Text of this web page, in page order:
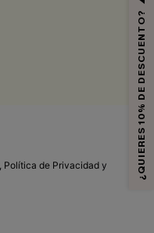
Política de Privacidad y
¿QUIERES 10% DE DESCUENTO?